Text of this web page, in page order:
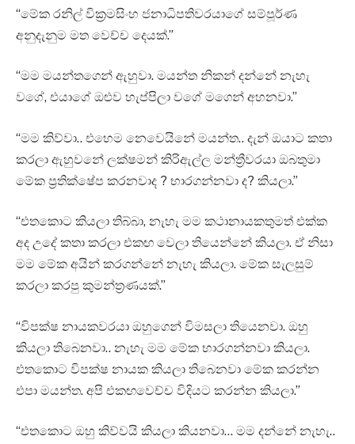
“මේක රනිල් වික්‍රමසිංහ ජනාධිපතිවරයාගේ සම්පූර්ණ
අනුදැනුම මත වෙච්ච දෙයක්.”
“මම මයන්තගෙන් ඇහුවා. මයන්ත නිකන් දන්නේ නැහැ
වගේ, එයාගේ ඔළුව හැප්පිලා වගේ මගෙන් අහනවා.”
“මම කිව්වා.. එහෙම නෙවෙයිනේ මයන්ත.. දැන් ඔයාට කතා
කරලා ඇහුවනේ ලක්ෂමන් කිරිඇල්ල මන්ත්‍රීවරයා ඔබතුමා
මේක ප්‍රතික්ෂේප කරනවාද ? භාරගන්නවා ද? කියලා.”
“එතකොට කියලා තිබ්බා, නැහැ මම කථානායකතුමත් එක්ක
අද උදේ කතා කරලා එකඟ වෙලා තියෙන්නේ කියලා. ඒ නිසා
මම මේක අයින් කරගන්නේ නැහැ කියලා. මේක සැලසුම්
කරලා කරපු කුමන්ත්‍රණයක්.”
“විපක්ෂ නායකවරයා ඔහුගෙන් විමසලා තියෙනවා. ඔහු
කියලා තිබෙනවා.. නැහැ මම මේක භාරගන්නවා කියලා.
එතකොට විපක්ෂ නායක කියලා තිබෙනවා මේක කරන්න
එපා මයන්ත. අපි එකඟවෙච්ච විදියට කරන්න කියලා.”
“එතකොට ඔහු කිව්වයි කියලා කියනවා… මම දන්නේ නැහැ..